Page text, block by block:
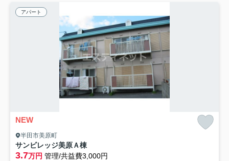
アパート
NEW
半田市美原町
サンビレッジ美原Ａ棟
3.7万円 管理/共益費3,000円